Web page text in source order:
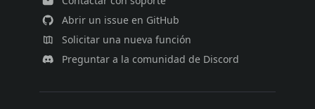
Abrir un issue en GitHub
Solicitar una nueva función
Preguntar a la comunidad de Discord